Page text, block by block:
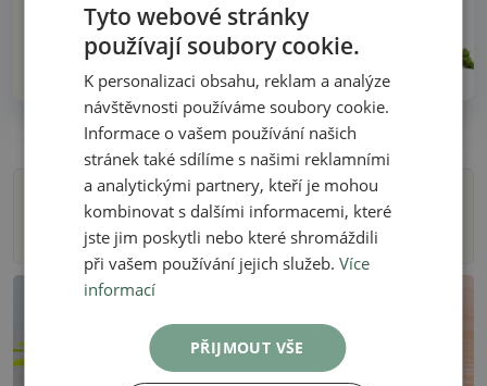
Filtry
Přes 30 let zkušeností!
Tyto webové stránky
používají soubory cookie.
K personalizaci obsahu, reklam a analýze
návštěvnosti používáme soubory cookie.
Informace o vašem používání našich
stránek také sdílíme s našimi reklamními
a analytickými partnery, kteří je mohou
kombinovat s dalšími informacemi, které
jste jim poskytli nebo které shromáždili
při vašem používání jejich služeb.Více
informací
PŘIJMOUT VŠE